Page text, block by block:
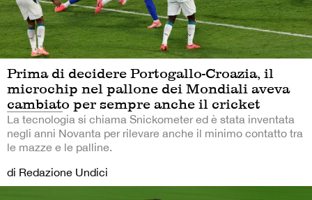
Prima di decidere Portogallo-Croazia, il
microchip nel pallone dei Mondiali aveva
cambiato per sempre anche il cricket
La tecnologia si chiama Snickometer ed è stata inventata
negli anni Novanta per rilevare anche il minimo contatto tra
le mazze e le palline.
di Redazione Undici